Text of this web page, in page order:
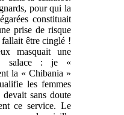
pour qui la
constituait
prise de risque
être cinglé !
masquait une
salace : je «
la « Chibania »
les femmes
sans doute
ce service. Le